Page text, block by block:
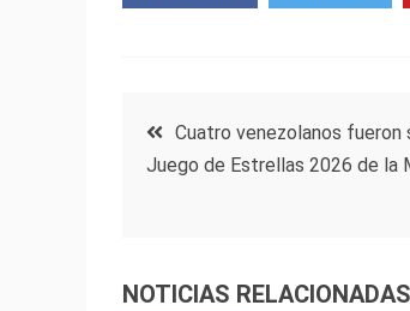
Navegación
Cuatro venezolanos fueron
Juego de Estrellas 2026 de la
NOTICIAS RELACIONADAS